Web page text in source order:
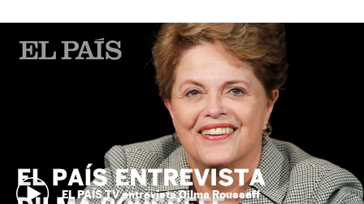
EL PAÍS TV entrevista Dilma Rousseff